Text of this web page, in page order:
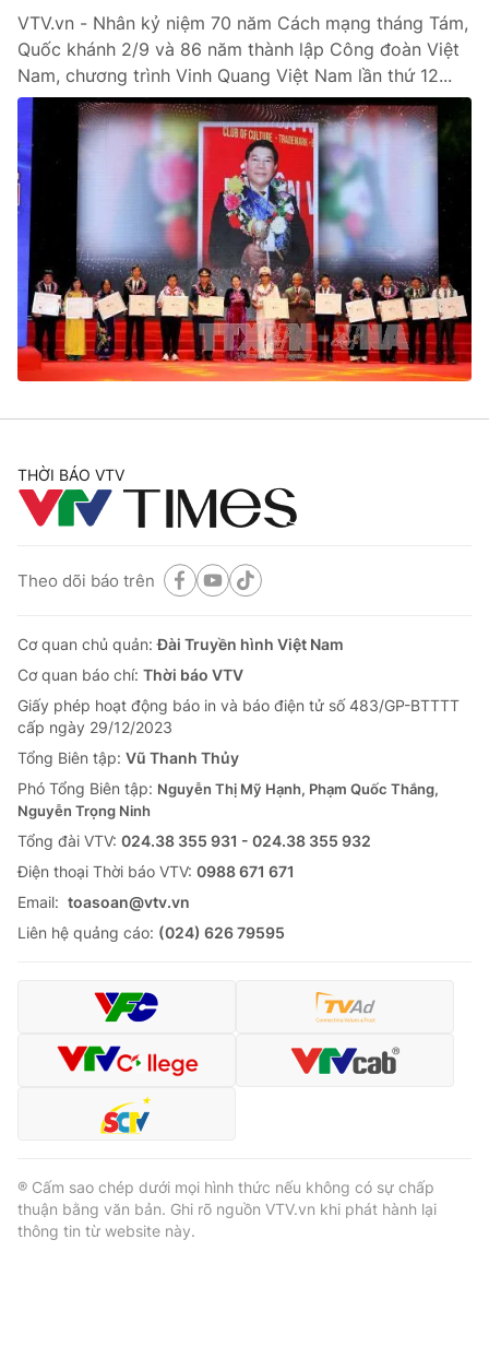
VTV.vn - Nhân kỷ niệm 70 năm Cách mạng tháng Tám,
Quốc khánh 2/9 và 86 năm thành lập Công đoàn Việt
Nam, chương trình Vinh Quang Việt Nam lần thứ 12...
THỜI BÁO VTV
Theo dõi báo trên
Cơ quan chủ quản:Đài Truyền hình Việt Nam
Cơ quan báo chí: Thời báo VTV
Giấy phép hoạt động báo in và báo điện tử số 483/GP-BTTTT
cấp ngày 29/12/2023
Tổng Biên tập: Vũ Thanh Thủy
Phó Tổng Biên tập: Nguyễn Thị Mỹ Hạnh, Phạm Quốc Thắng,
Nguyễn Trọng Ninh
Tổng đài VTV: 024.38 355 931 - 024.38 355 932
Ðiện thoại Thời báo VTV: 0988 671 671
Email: toasoan@vtv.vn
Liên hệ quảng cáo: (024) 626 79595
® Cấm sao chép dưới mọi hình thức nếu không có sự chấp
thuận bằng văn bản. Ghi rõ nguồn VTV.vn khi phát hành lại
thông tin từ website này.